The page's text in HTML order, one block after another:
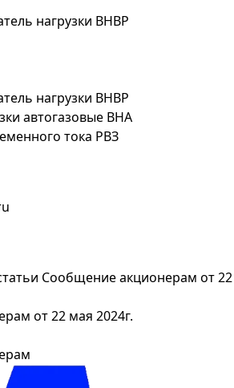
нагрузки ВНВР
нагрузки ВНВР
автогазовые ВНА
тока РВЗ
Сообщение акционерам от 22
от 22 мая 2024г.